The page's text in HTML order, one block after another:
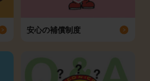
安心の補償制度